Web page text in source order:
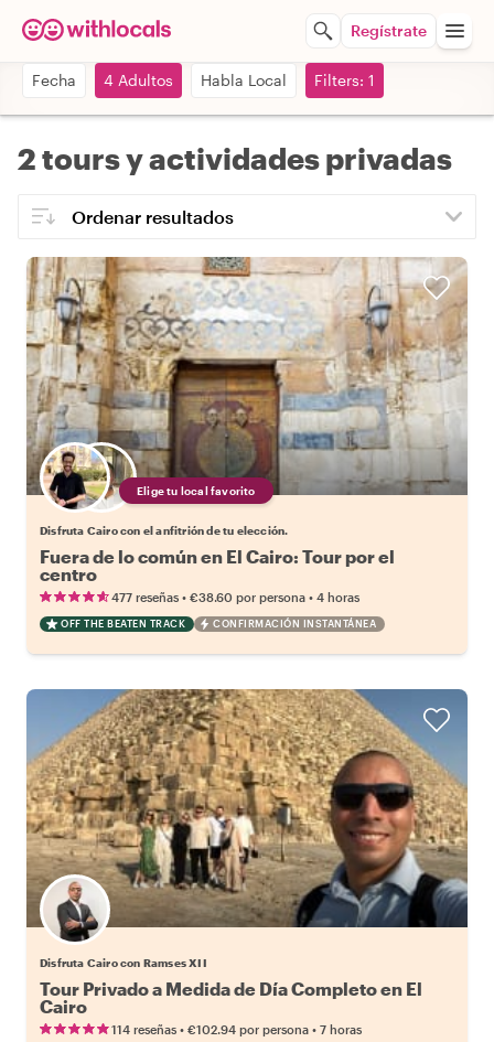
Regístrate
Fecha 4 Adultos Habla Local Filters: 1
2 tours y actividades privadas
Elige tu local favorito
Disfruta Cairo con el anfitrión de tu elección.
Fuera de lo común en El Cairo: Tour por el
centro
477 reseñas • €38.60 por persona • 4 horas
OFF THE BEATEN TRACK CONFIRMACIÓN INSTANTÁNEA
Disfruta Cairo con Ramses XII
Tour Privado a Medida de Día Completo en El
Cairo
114 reseñas • €102.94 por persona • 7 horas